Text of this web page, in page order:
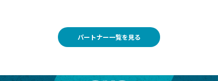
パートナー一覧を見る